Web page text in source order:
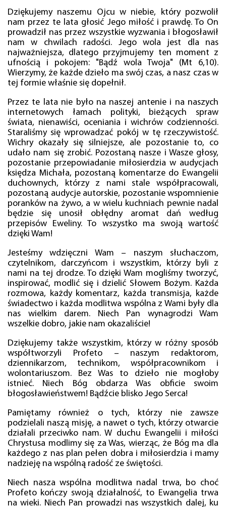
Dziękujemy naszemu Ojcu w niebie, który pozwolił
nam przez te lata głosić Jego miłość i prawdę. To On
prowadził nas przez wszystkie wyzwania i błogosławił
nam w chwilach radości. Jego wola jest dla nas
najważniejsza, dlatego przyjmujemy ten moment z
ufnością i pokojem: "Bądź wola Twoja" (Mt 6,10).
Wierzymy, że każde dzieło ma swój czas, a nasz czas w
tej formie właśnie się dopełnił.
Przez te lata nie było na naszej antenie i na naszych
internetowych łamach polityki, bieżących spraw
świata, nienawiści, oceniania i wichrów codzienności.
Staraliśmy się wprowadzać pokój w tę rzeczywistość.
Wichry okazały się silniejsze, ale pozostanie to, co
udało nam się zrobić. Pozostaną nasze i Wasze głosy,
pozostanie przepowiadanie miłosierdzia w audycjach
księdza Michała, pozostaną komentarze do Ewangelii
duchownych, którzy z nami stale współpracowali,
pozostaną audycje autorskie, pozostanie wspomnienie
poranków na żywo, a w wielu kuchniach pewnie nadal
będzie się unosił obłędny aromat dań według
przepisów Eweliny. To wszystko ma swoją wartość
dzięki Wam!
Jesteśmy wdzięczni Wam – naszym słuchaczom,
czytelnikom, darczyńcom i wszystkim, którzy byli z
nami na tej drodze. To dzięki Wam mogliśmy tworzyć,
inspirować, modlić się i dzielić Słowem Bożym. Każda
rozmowa, każdy komentarz, każda transmisja, każde
świadectwo i każda modlitwa wspólna z Wami były dla
nas wielkim darem. Niech Pan wynagrodzi Wam
wszelkie dobro, jakie nam okazaliście!
Dziękujemy także wszystkim, którzy w różny sposób
współtworzyli Profeto – naszym redaktorom,
dziennikarzom, technikom, współpracownikom i
wolontariuszom. Bez Was to dzieło nie mogłoby
istnieć. Niech Bóg obdarza Was obficie swoim
błogosławieństwem! Bądźcie blisko Jego Serca!
Pamiętamy również o tych, którzy nie zawsze
podzielali naszą misję, a nawet o tych, którzy otwarcie
działali przeciwko nam. W duchu Ewangelii i miłości
Chrystusa modlimy się za Was, wierząc, że Bóg ma dla
każdego z nas plan pełen dobra i miłosierdzia i mamy
nadzieję na wspólną radość ze świętości.
Niech nasza wspólna modlitwa nadal trwa, bo choć
Profeto kończy swoją działalność, to Ewangelia trwa
na wieki. Niech Pan prowadzi nas wszystkich dalej, ku